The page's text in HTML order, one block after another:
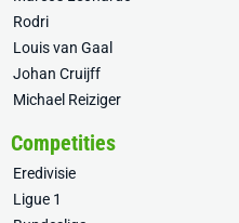
Rodri
Louis van Gaal
Johan Cruijff
Michael Reiziger
Competities
Eredivisie
Ligue 1